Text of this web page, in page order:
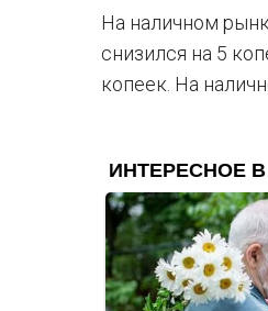
На наличном
снизился на 5
копеек. На